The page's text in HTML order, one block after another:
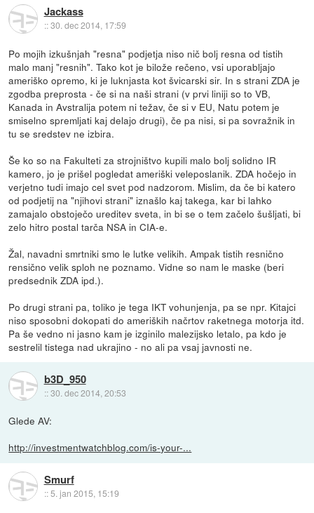
Jackass
::30. dec 2014, 17:59
Po mojih izkušnjah "resna" podjetja niso nič bolj resna od tistih
malo manj "resnih". Tako kot je bilože rečeno, vsi uporabljajo
ameriško opremo, ki je luknjasta kot švicarski sir. In s strani ZDA je
zgodba preprosta - če si na naši strani (v prvi liniji so to VB,
Kanada in Avstralija potem ni težav, če si v EU, Natu potem je
smiselno spremljati kaj delajo drugi), če pa nisi, si pa sovražnik in
tu se sredstev ne izbira.
Še ko so na Fakulteti za strojništvo kupili malo bolj solidno IR
kamero, jo je prišel pogledat ameriški veleposlanik. ZDA hočejo in
verjetno tudi imajo cel svet pod nadzorom. Mislim, da če bi katero
od podjetij na "njihovi strani" iznašlo kaj takega, kar bi lahko
zamajalo obstoječo ureditev sveta, in bi se o tem začelo šušljati, bi
zelo hitro postal tarča NSA in CIA-e.
Žal, navadni smrtniki smo le lutke velikih. Ampak tistih resnično
rensično velik sploh ne poznamo. Vidne so nam le maske (beri
predsednik ZDA ipd.).
Po drugi strani pa, toliko je tega IKT vohunjenja, pa se npr. Kitajci
niso sposobni dokopati do ameriških načrtov raketnega motorja itd.
Pa še vedno ni jasno kam je izginilo malezijsko letalo, pa kdo je
sestrelil tistega nad ukrajino - no ali pa vsaj javnosti ne.
b3D_950
::30. dec 2014, 20:53
Glede AV:
http://investmentwatchblog.com/is-your-...
Smurf
::5. jan 2015, 15:19